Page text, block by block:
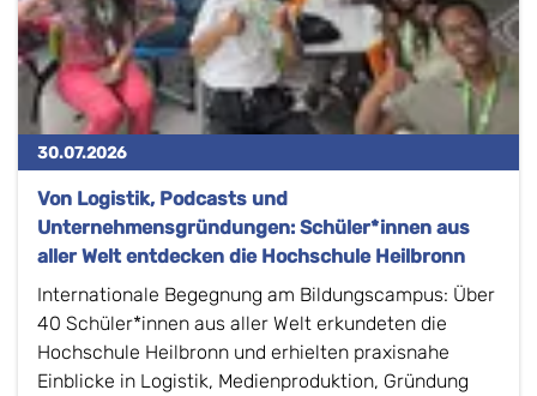
30.07.2026
Von Logistik, Podcasts und
Unternehmensgründungen: Schüler*innen aus
aller Welt entdecken die Hochschule Heilbronn
Internationale Begegnung am Bildungscampus: Über
40 Schüler*innen aus aller Welt erkundeten die
Hochschule Heilbronn und erhielten praxisnahe
Einblicke in Logistik, Medienproduktion, Gründung